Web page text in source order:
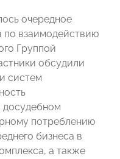
очередное
по взаимодействию
Группой
обсудили
систем
досудебном
потреблению
бизнеса в
а также